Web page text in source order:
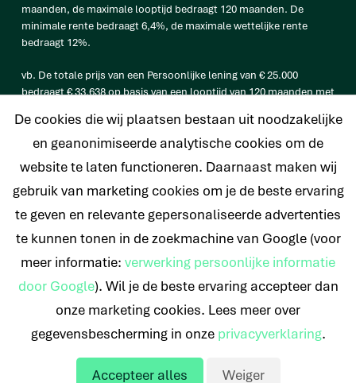
maanden, de maximale looptijd bedraagt 120 maanden. De
minimale rente bedraagt 6,4%, de maximale wettelijke rente
bedraagt 12%.
vb. De totale prijs van een Persoonlijke lening van € 25.000
bedraagt € 33.638 op basis van een looptijd van 120 maanden met
© 2026 Nederlands Krediet Collectief
De cookies die wij plaatsen bestaan uit noodzakelijke
en geanonimiseerde analytische cookies om de
website te laten functioneren. Daarnaast maken wij
gebruik van marketing cookies om je de beste ervaring
te geven en relevante gepersonaliseerde advertenties
te kunnen tonen in de zoekmachine van Google (voor
meer informatie: verwerking persoonlijke informatie
door Google). Wil je de beste ervaring accepteer dan
onze marketing cookies. Lees meer over
gegevensbescherming in onze privacyverklaring.
Accepteer alles Weiger